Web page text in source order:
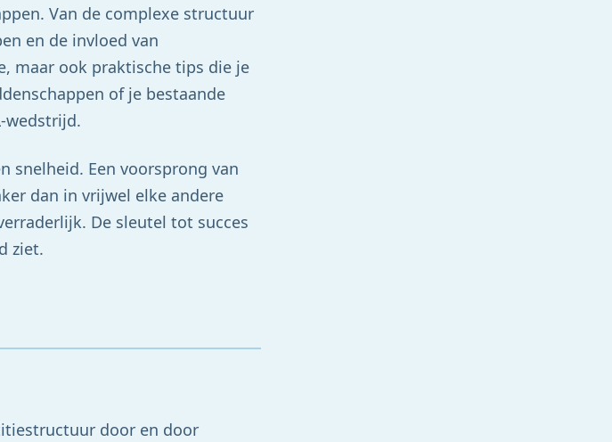
Van de complexe structuur
en de invloed van
maar ook praktische tips die je
of je bestaande
wedstrijd.
snelheid. Een voorsprong van
dan in vrijwel elke andere
De sleutel tot succes
ziet.
door en door